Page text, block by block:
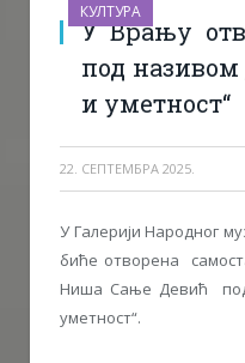
У Врању
под називом
и уметност“
22. СЕПТЕМБРА 2025.
КУЛТУРА
У Галерији Народног
биће отворена
Ниша Сање Девић
уметност“.